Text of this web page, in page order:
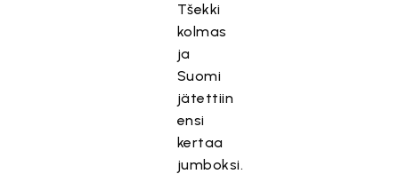
Tšekki
kolmas
ja
Suomi
jätettiin
ensi
kertaa
jumboksi.